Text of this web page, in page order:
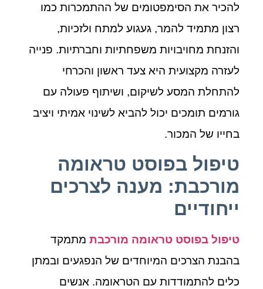
להכיר את הסימפטומים של ההתמכרות כמו
רצון מתמיד להמר, געגוע למתח ולזכיות,
והזנחת מחויבויות משפחתיות וחברתיות. פנייה
לעזרה מקצועית היא צעד ראשון והכרחי
להתחלת המסע לשיקום, ושיתוף פעולה עם
גורמים תומכים יכול להביא לשינוי אמיתי ויציב
בחייו של המכור.
טיפול בפוסט טראומה
מורכבת: מענה לצרכים
ייחודיים
טיפול בפוסט טראומה מורכבת מתמקד
בהבנת הצרכים המיוחדים של הנפגעים ובמתן
כלים להתמודדות עם הטראומה. אנשים